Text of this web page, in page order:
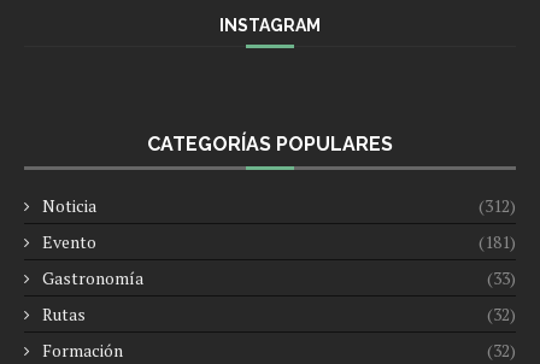
INSTAGRAM
CATEGORÍAS POPULARES
Noticia
(312)
Evento
(181)
Gastronomía
(33)
Rutas
(32)
Formación
(32)